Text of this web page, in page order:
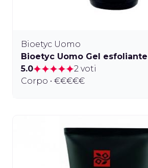
Bioetyc Uomo
Bioetyc Uomo Gel
5.0
2 voti
Corpo • €€€€€